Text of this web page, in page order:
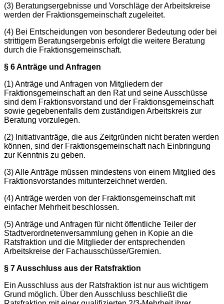
(3) Beratungsergebnisse und Vorschläge der Arbeitskreise
werden der Fraktionsgemeinschaft zugeleitet.
(4) Bei Entscheidungen von besonderer Bedeutung oder bei
strittigem Beratungsergebnis erfolgt die weitere Beratung
durch die Fraktionsgemeinschaft.
§ 6 Anträge und Anfragen
(1) Anträge und Anfragen von Mitgliedern der
Fraktionsgemeinschaft an den Rat und seine Ausschüsse
sind dem Fraktionsvorstand und der Fraktionsgemeinschaft
sowie gegebenenfalls dem zuständigen Arbeitskreis zur
Beratung vorzulegen.
(2) Initiativanträge, die aus Zeitgründen nicht beraten werden
können, sind der Fraktionsgemeinschaft nach Einbringung
zur Kenntnis zu geben.
(3) Alle Anträge müssen mindestens von einem Mitglied des
Fraktionsvorstandes mitunterzeichnet werden.
(4) Anträge werden von der Fraktionsgemeinschaft mit
einfacher Mehrheit beschlossen.
(5) Anträge und Anfragen für nicht öffentliche Teiler der
Stadtverordnetenversammlung gehen in Kopie an die
Ratsfraktion und die Mitglieder der entsprechenden
Arbeitskreise der Fachausschüsse/Gremien.
§ 7 Ausschluss aus der Ratsfraktion
Ein Ausschluss aus der Ratsfraktion ist nur aus wichtigem
Grund möglich. Über den Ausschluss beschließt die